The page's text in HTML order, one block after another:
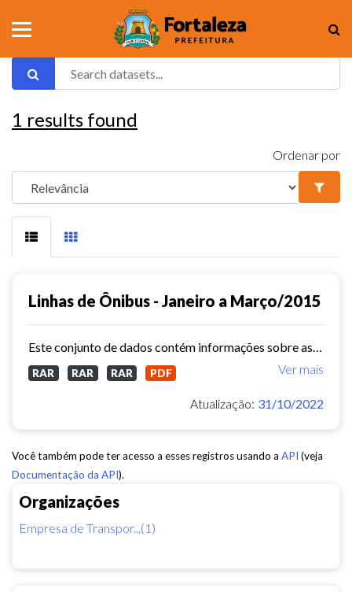
Organizações
Empresa de Transpor...(1)
1 results found
Ordenar por
Linhas de Ônibus - Janeiro a Março/2015
Ver mais
RAR RAR RAR PDF
Atualização: 31/10/2022
Você também pode ter acesso a esses registros usando a API (veja
Documentação da API).